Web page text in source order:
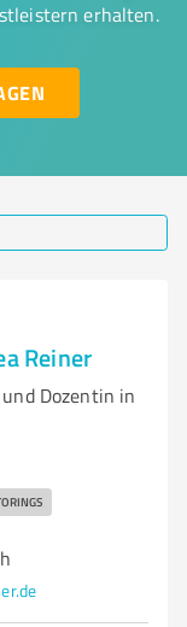
erhalten.
Reiner
Dozentin in